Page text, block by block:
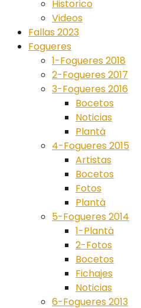
Historico
Videos
Fallas 2023
Fogueres
1-Fogueres 2018
2-Fogueres 2017
3-Fogueres 2016
Bocetos
Noticias
Plantà
4-Fogueres 2015
Artistas
Bocetos
Fotos
Plantà
5-Fogueres 2014
1-Plantà
2-Fotos
Bocetos
Fichajes
Noticias
6-Fogueres 2013